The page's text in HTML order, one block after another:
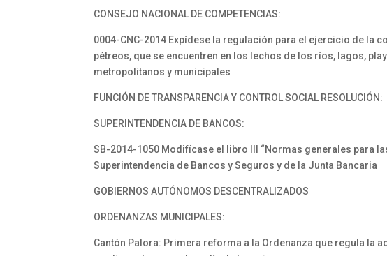
CONSEJO NACIONAL DE COMPETENCIAS:
0004-CNC-2014 Expídese la regulación para el ejercicio de la
pétreos, que se encuentren en los lechos de los ríos, lagos,
metropolitanos y municipales
FUNCIÓN DE TRANSPARENCIA Y CONTROL SOCIAL RESOLUCIÓN:
SUPERINTENDENCIA DE BANCOS:
SB-2014-1050 Modifícase el libro III “Normas generales para
Superintendencia de Bancos y Seguros y de la Junta Bancaria
GOBIERNOS AUTÓNOMOS DESCENTRALIZADOS
ORDENANZAS MUNICIPALES:
Cantón Palora: Primera reforma a la Ordenanza que regula